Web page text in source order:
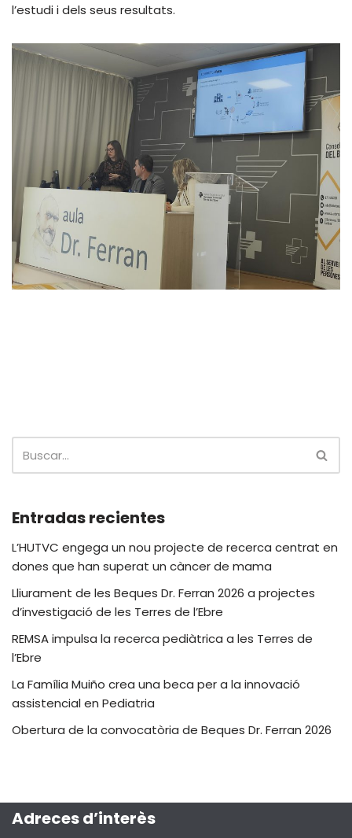
l’estudi i dels seus resultats.
Entradas recientes
L’HUTVC engega un nou projecte de recerca centrat en
dones que han superat un càncer de mama
Lliurament de les Beques Dr. Ferran 2026 a projectes
d’investigació de les Terres de l’Ebre
REMSA impulsa la recerca pediàtrica a les Terres de
l’Ebre
La Família Muiño crea una beca per a la innovació
assistencial en Pediatria
Obertura de la convocatòria de Beques Dr. Ferran 2026
Adreces d’interès